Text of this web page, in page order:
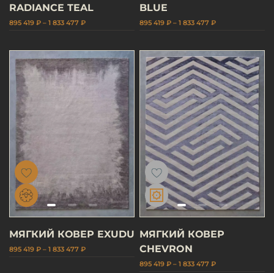
RADIANCE TEAL
895 419 ₽ – 1 833 477 ₽
BLUE
895 419 ₽ – 1 833 477 ₽
МЯГКИЙ КОВЕР EXUDU
895 419 ₽ – 1 833 477 ₽
МЯГКИЙ КОВЕР
CHEVRON
895 419 ₽ – 1 833 477 ₽